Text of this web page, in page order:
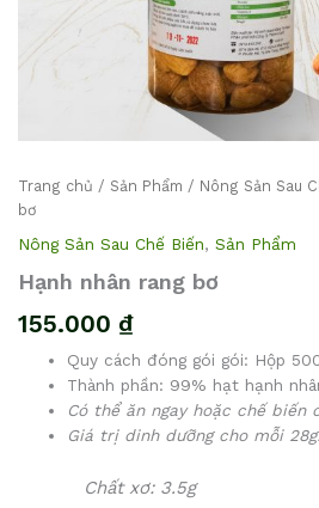
Trang chủ / Sản Phẩm / Nông Sản Sau
bơ
Nông Sản Sau Chế Biến, Sản Phẩm
Hạnh nhân rang bơ
155.000 ₫
Quy cách đóng gói gói: Hộp
Thành phần: 99% hạt hạnh
Có thể ăn ngay hoặc chế biến
Giá trị dinh dưỡng cho mỗi
Chất xơ: 3.5g